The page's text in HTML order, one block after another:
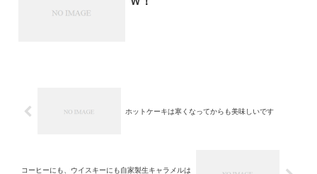
ホットケーキは寒くなってからも美味しいです
コーヒーにも、ウイスキーにも自家製生キャラメルは